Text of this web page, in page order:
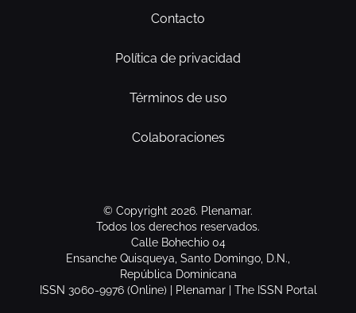
Contacto
Política de privacidad
Términos de uso
Colaboraciones
© Copyright 2026. Plenamar.
Todos los derechos reservados.
Calle Bohechio 04
Ensanche Quisqueya, Santo Domingo, D.N.,
República Dominicana
ISSN 3060-9976 (Online) | Plenamar | The ISSN Portal